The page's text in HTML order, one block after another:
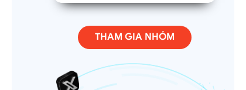
THAM GIA NHÓM